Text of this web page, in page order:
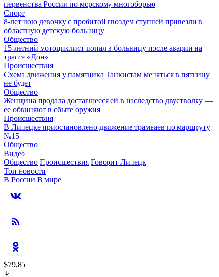
первенства России по морскому многоборью
Спорт
8-летнюю девочку с пробитой гвоздем ступней привезли в
областную детскую больницу
Общество
15-летний мотоциклист попал в больницу после аварии на
трассе «Дон»
Происшествия
Схема движения у памятника Танкистам меняться в пятницу
не будет
Общество
Женщина продала доставшееся ей в наследство двустволку —
ее обвиняют в сбыте оружия
Происшествия
В Липецке приостановлено движение трамваев по маршруту
№15
Общество
Видео
Общество Происшествия Говорит Липецк
Топ новости
В России В мире
$79,85